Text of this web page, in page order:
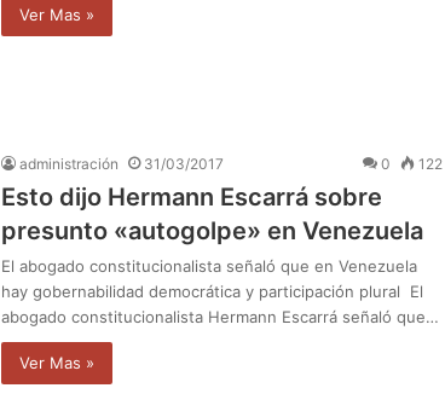
Ver Mas »
administración 31/03/2017 0 122
Esto dijo Hermann Escarrá sobre
presunto «autogolpe» en Venezuela
El abogado constitucionalista señaló que en Venezuela
hay gobernabilidad democrática y participación plural El
abogado constitucionalista Hermann Escarrá señaló que…
Ver Mas »